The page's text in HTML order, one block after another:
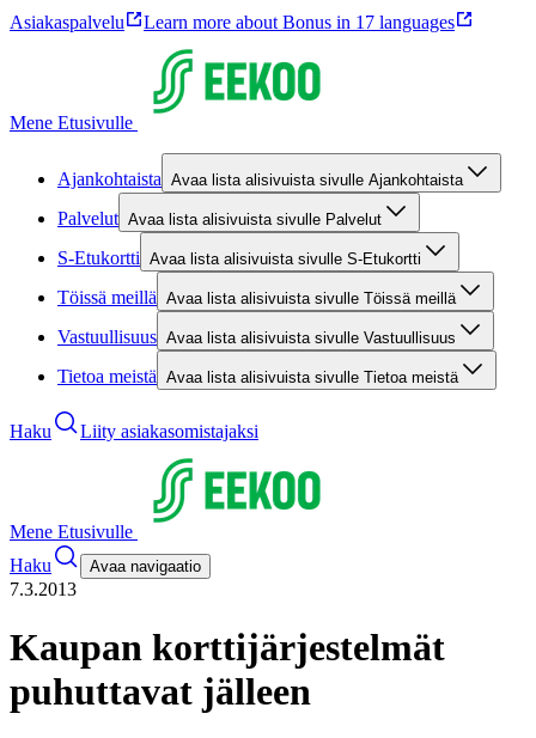
Asiakaspalvelu Learn more about Bonus in 17 languages
Mene Etusivulle
Ajankohtaista Avaa lista alisivuista sivulle Ajankohtaista
Palvelut Avaa lista alisivuista sivulle Palvelut
S-Etukortti Avaa lista alisivuista sivulle S-Etukortti
Töissä meillä Avaa lista alisivuista sivulle Töissä meillä
Vastuullisuus Avaa lista alisivuista sivulle Vastuullisuus
Tietoa meistä Avaa lista alisivuista sivulle Tietoa meistä
Haku Liity asiakasomistajaksi
Mene Etusivulle
Haku
Avaa navigaatio
7.3.2013
Kaupan korttijärjestelmät
puhuttavat jälleen